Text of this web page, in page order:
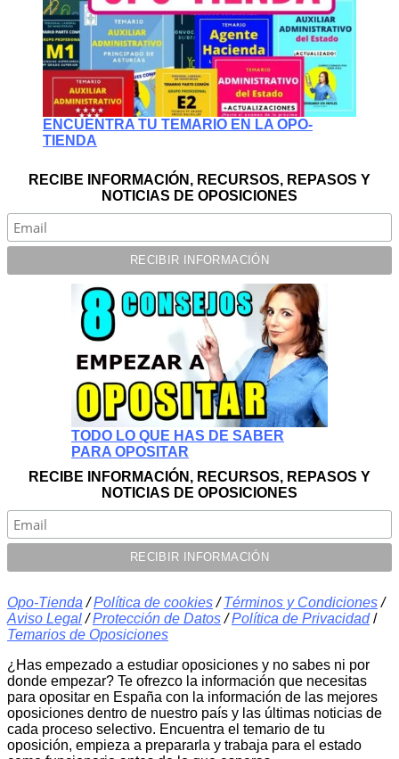
ENCUENTRA TU TEMARIO EN LA OPO-
TIENDA
RECIBE INFORMACIÓN, RECURSOS, REPASOS Y
NOTICIAS DE OPOSICIONES
TODO LO QUE HAS DE SABER
PARA OPOSITAR
RECIBE INFORMACIÓN, RECURSOS, REPASOS Y
NOTICIAS DE OPOSICIONES
Opo-Tienda /Política de cookies/Términos y Condiciones/
Aviso Legal/Protección de Datos/Política de Privacidad /
Temarios de Oposiciones
¿Has empezado a estudiar oposiciones y no sabes ni por
donde empezar? Te ofrezco la información que necesitas
para opositar en España con la información de las mejores
oposiciones dentro de nuestro país y las últimas noticias de
cada proceso selectivo. Encuentra el temario de tu
oposición, empieza a prepararla y trabaja para el estado